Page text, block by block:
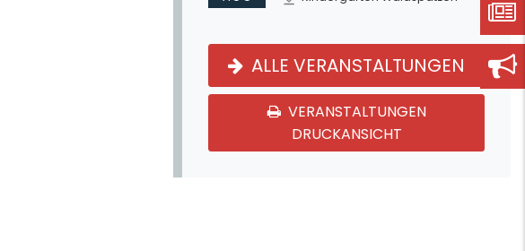
ALLE VERANSTALTUNGEN
VERANSTALTUNGEN
DRUCKANSICHT